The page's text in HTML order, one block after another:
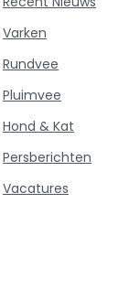
Varken
Rundvee
Pluimvee
Hond & Kat
Persberichten
Vacatures